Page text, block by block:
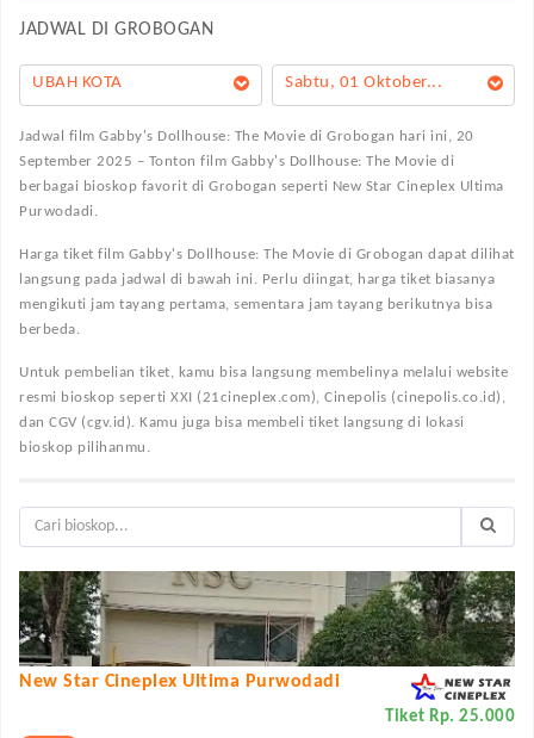
JADWAL DI GROBOGAN
Sabtu, 01 Oktober...
UBAH KOTA
Jadwal film Gabby's Dollhouse: The Movie di Grobogan hari ini, 20
September 2025 – Tonton film Gabby's Dollhouse: The Movie di
berbagai bioskop favorit di Grobogan seperti New Star Cineplex Ultima
Purwodadi.
Harga tiket film Gabby's Dollhouse: The Movie di Grobogan dapat dilihat
langsung pada jadwal di bawah ini. Perlu diingat, harga tiket biasanya
mengikuti jam tayang pertama, sementara jam tayang berikutnya bisa
berbeda.
Untuk pembelian tiket, kamu bisa langsung membelinya melalui website
resmi bioskop seperti XXI (21cineplex.com), Cinepolis (cinepolis.co.id),
dan CGV (cgv.id). Kamu juga bisa membeli tiket langsung di lokasi
bioskop pilihanmu.
New Star Cineplex Ultima Purwodadi
Tiket Rp. 25.000